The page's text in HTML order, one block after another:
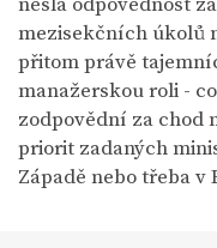
mezisekčních úkolů
přitom právě
manažerskou roli -
zodpovědní za chod
priorit zadaných
Západě nebo třeba v